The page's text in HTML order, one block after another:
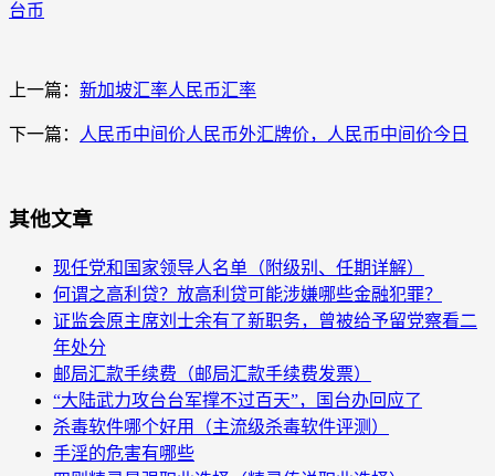
台币
上一篇： 新加坡汇率人民币汇率
下一篇： 人民币中间价人民币外汇牌价，人民币中间价今日
其他文章
现任党和国家领导人名单（附级别、任期详解）
何谓之高利贷？放高利贷可能涉嫌哪些金融犯罪？
证监会原主席刘士余有了新职务，曾被给予留党察看二
年处分
邮局汇款手续费（邮局汇款手续费发票）
“大陆武力攻台台军撑不过百天”，国台办回应了
杀毒软件哪个好用（主流级杀毒软件评测）
手淫的危害有哪些